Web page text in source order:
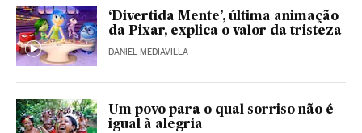
‘Divertida Mente’, última animação
da Pixar, explica o valor da tristeza
DANIEL MEDIAVILLA
Um povo para o qual sorriso não é
igual à alegria